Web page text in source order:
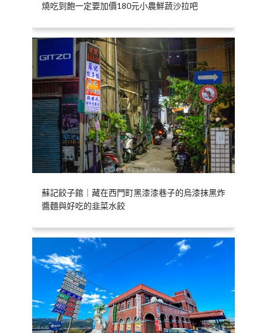
燒吃到飽一定要加價180元小農鮮蔬沙拉吧
蘇記餃子館｜藏在西門町黑漆漆巷子的烏漆抹黑炸
醬麵與好吃的韭菜水餃